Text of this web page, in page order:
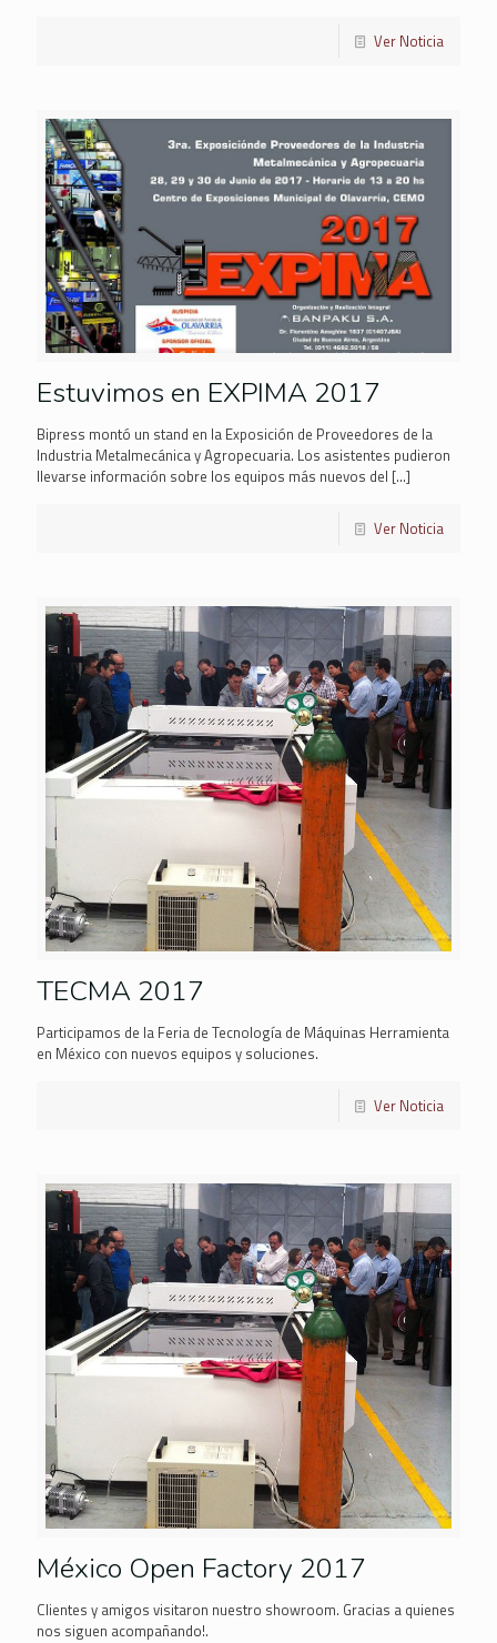
Ver Noticia
Estuvimos en EXPIMA 2017
Bipress montó un stand en la Exposición de Proveedores de la
Industria Metalmecánica y Agropecuaria. Los asistentes pudieron
llevarse información sobre los equipos más nuevos del […]
Ver Noticia
TECMA 2017
Participamos de la Feria de Tecnología de Máquinas Herramienta
en México con nuevos equipos y soluciones.
Ver Noticia
México Open Factory 2017
Clientes y amigos visitaron nuestro showroom. Gracias a quienes
nos siguen acompañando!.